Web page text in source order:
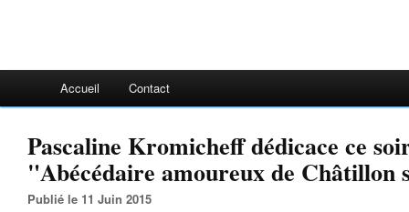
Accueil Contact
Pascaline Kromicheff dédicace ce
"Abécédaire amoureux de Châtillon
Publié le 11 Juin 2015